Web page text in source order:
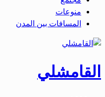
منوعات
المسافات بين المدن
القامشلي